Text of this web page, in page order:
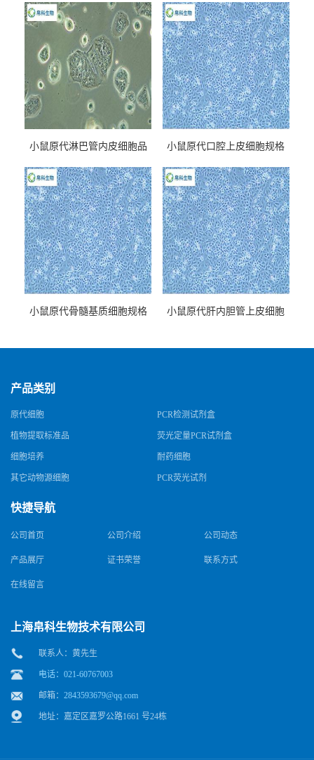
小鼠原代淋巴管内皮细胞品
小鼠原代口腔上皮细胞规格
小鼠原代骨髓基质细胞规格
小鼠原代肝内胆管上皮细胞
产品类别
原代细胞 PCR检测试剂盒
植物提取标准品 荧光定量PCR试剂盒
细胞培养 耐药细胞
其它动物源细胞 PCR荧光试剂
快捷导航
公司首页 公司介绍 公司动态
产品展厅 证书荣誉 联系方式
在线留言
上海帛科生物技术有限公司
联系人：黄先生
电话：021-60767003
邮箱： 2843593679@qq.com
地址：嘉定区嘉罗公路1661 号24栋